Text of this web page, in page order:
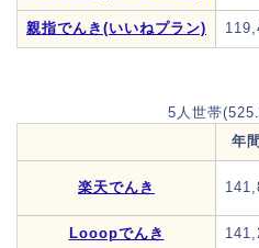
親指でんき(いいねプラン)
5人世帯
年
楽天でんき
Looopでんき